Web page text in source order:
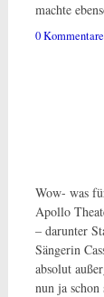
machte
0 Kommentare
Wow- was
Apollo
– darunter
Sängerin
absolut
nun ja